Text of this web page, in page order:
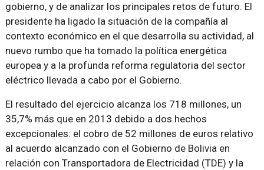
gobierno, y de analizar los principales retos de futuro. El
presidente ha ligado la situación de la compañía al
contexto económico en el que desarrolla su actividad, al
nuevo rumbo que ha tomado la política energética
europea y a la profunda reforma regulatoria del sector
eléctrico llevada a cabo por el Gobierno.
El resultado del ejercicio alcanza los 718 millones, un
35,7% más que en 2013 debido a dos hechos
excepcionales: el cobro de 52 millones de euros relativo
al acuerdo alcanzado con el Gobierno de Bolivia en
relación con Transportadora de Electricidad (TDE) y la